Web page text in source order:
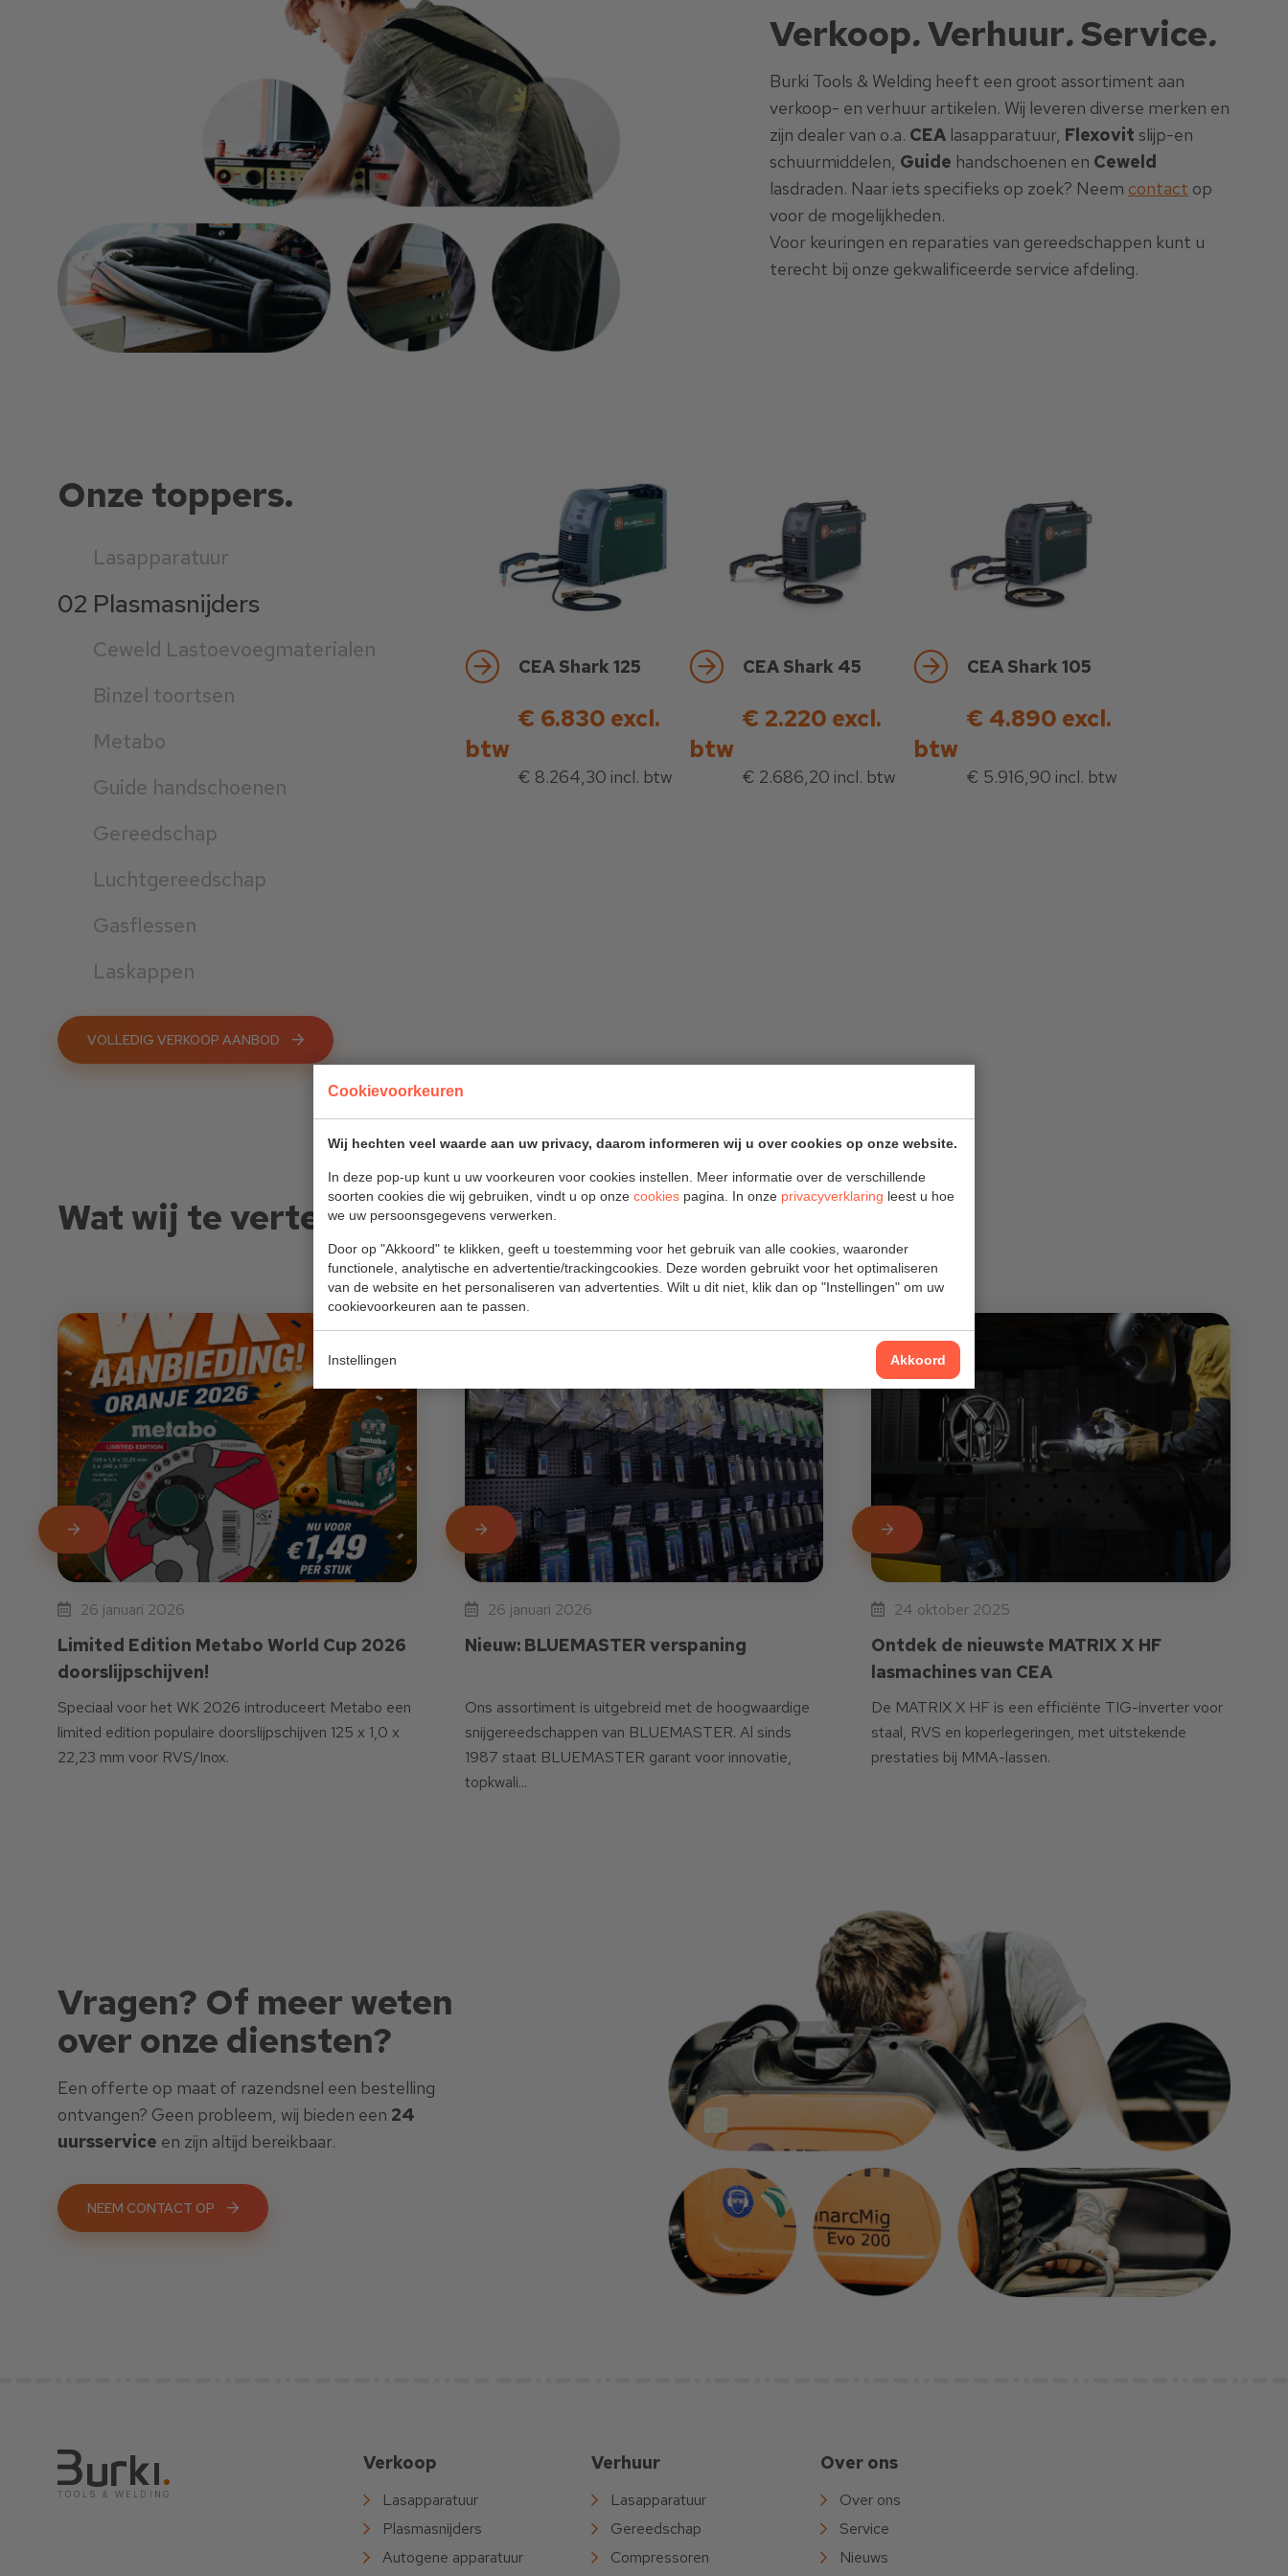
Cookievoorkeuren
Wij hechten veel waarde aan uw privacy, daarom informeren wij u over cookies op onze website.
In deze pop-up kunt u uw voorkeuren voor cookies instellen. Meer informatie over de verschillende
soorten cookies die wij gebruiken, vindt u op onze cookies pagina. In onze privacyverklaring leest u hoe
we uw persoonsgegevens verwerken.
Door op "Akkoord" te klikken, geeft u toestemming voor het gebruik van alle cookies, waaronder
functionele, analytische en advertentie/trackingcookies. Deze worden gebruikt voor het optimaliseren
van de website en het personaliseren van advertenties. Wilt u dit niet, klik dan op "Instellingen" om uw
cookievoorkeuren aan te passen.
Instellingen Akkoord
Verkoop.Verhuur.Service.
Burki Tools & Welding heeft een groot assortiment aan
verkoop- en verhuur artikelen. Wij leveren diverse merken en
zijn dealer van o.a. CEA lasapparatuur, Flexovit slijp-en
schuurmiddelen, Guide handschoenen en Ceweld
lasdraden. Naar iets specifieks op zoek? Neem contact op
voor de mogelijkheden.
Voor keuringen en reparaties van gereedschappen kunt u
terecht bij onze gekwalificeerde service afdeling.
Onze toppers.
Lasapparatuur
02 Plasmasnijders
Ceweld Lastoevoegmaterialen
Binzel toortsen
Metabo
Guide handschoenen
Gereedschap
Luchtgereedschap
Gasflessen
Laskappen
VOLLEDIG VERKOOP AANBOD
CEA Shark 125
€ 6.830 excl.
btw
€ 8.264,30 incl. btw
CEA Shark 45
€ 2.220 excl.
btw
€ 2.686,20 incl. btw
CEA Shark 105
€ 4.890 excl.
btw
€ 5.916,90 incl. btw
Wat wij te vertellen hebben.
LEES MEER
26 januari 2026
Limited Edition Metabo World Cup 2026
doorslijpschijven!
Speciaal voor het WK 2026 introduceert Metabo een
limited edition populaire doorslijpschijven 125 x 1,0 x
22,23 mm voor RVS/Inox.
LEES MEER
26 januari 2026
Nieuw: BLUEMASTER verspaning
Ons assortiment is uitgebreid met de hoogwaardige
snijgereedschappen van BLUEMASTER. Al sinds
1987 staat BLUEMASTER garant voor innovatie,
topkwali...
LEES MEER
24 oktober 2025
Ontdek de nieuwste MATRIX X HF
lasmachines van CEA
De MATRIX X HF is een efficiënte TIG-inverter voor
staal, RVS en koperlegeringen, met uitstekende
prestaties bij MMA-lassen.
Vragen? Of meer weten
over onze diensten?
Een offerte op maat of razendsnel een bestelling
ontvangen? Geen probleem, wij bieden een 24
uursservice en zijn altijd bereikbaar.
NEEM CONTACT OP
Verkoop
Lasapparatuur
Plasmasnijders
Autogene apparatuur
Verhuur
Lasapparatuur
Gereedschap
Compressoren
Over ons
Over ons
Service
Nieuws